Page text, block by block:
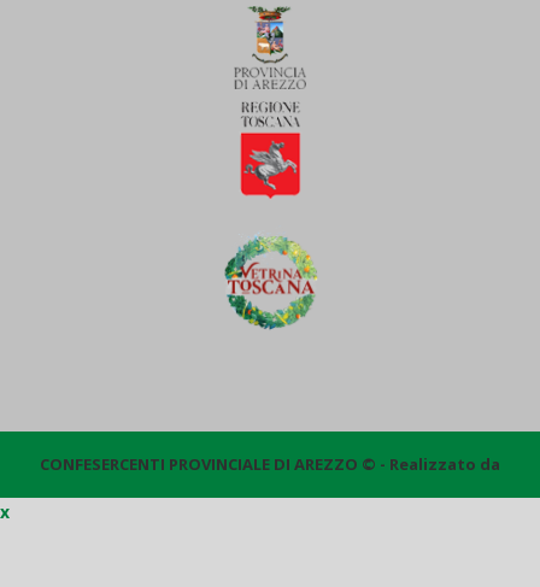
CONFESERCENTI PROVINCIALE DI AREZZO © - Realizzato da
x